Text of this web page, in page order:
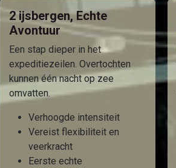
2 ijsbergen, Echte
Avontuur
Een stap dieper in het
expeditiezeilen. Overtochten
kunnen één nacht op zee
omvatten.
Verhoogde intensiteit
Vereist flexibiliteit en
veerkracht
Eerste echte